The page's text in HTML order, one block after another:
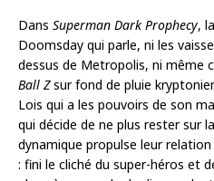
Dans Superman Dark Prophecy,
Doomsday qui parle, ni les
dessus de Metropolis, ni même
Ball Zsur fond de pluie
Lois qui a les pouvoirs de son
qui décide de ne plus rester sur
dynamique propulse leur
: fini le cliché du super-héros et